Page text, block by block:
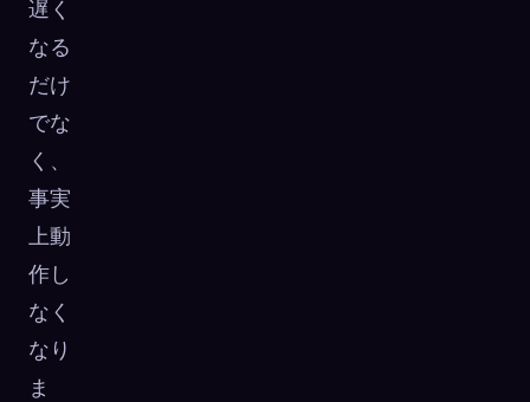
遅く
なる
だけ
でな
く、
事実
上動
作し
なく
なり
ま